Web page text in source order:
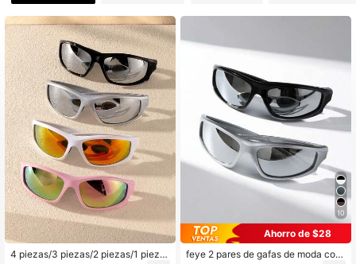
4,92 2.6K Seguidores
4,92 2.6K Seguidores
4,92 2.6K Seguidores
4,92 2.6K Seguidores
4,92 2.6K Seguidores
4 piezas/3 piezas/2 piezas/1 pieza
10
Ahorro de $28
feye 2 pares de gafas de moda con